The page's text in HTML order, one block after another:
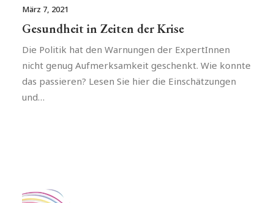
März 7, 2021
Gesundheit in Zeiten der Krise
Die Politik hat den Warnungen der ExpertInnen
nicht genug Aufmerksamkeit geschenkt. Wie konnte
das passieren? Lesen Sie hier die Einschätzungen
und…